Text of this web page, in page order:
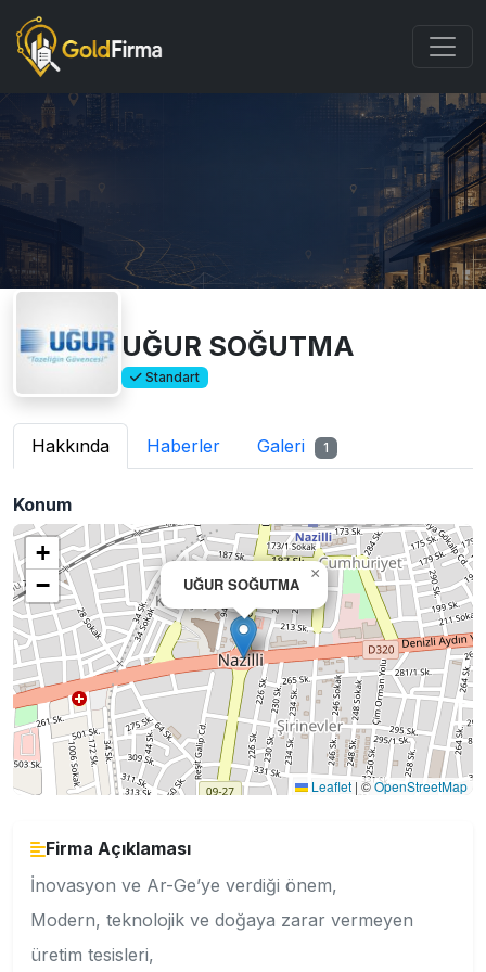
UĞUR SOĞUTMA
Standart
Hakkında Haberler Galeri 1
Konum
UĞUR SOĞUTMA
×
+
−
Leaflet | ©OpenStreetMap
Firma Açıklaması
İnovasyon ve Ar-Ge’ye verdiği önem,
Modern, teknolojik ve doğaya zarar vermeyen
üretim tesisleri,